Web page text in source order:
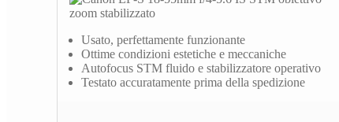
Usato, perfettamente funzionante
Ottime condizioni estetiche e meccaniche
Autofocus STM fluido e stabilizzatore operativo
Testato accuratamente prima della spedizione